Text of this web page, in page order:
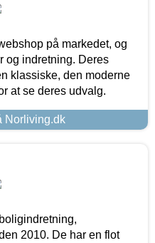
på markedet, og
og indretning. Deres
klassiske, den moderne
at se deres udvalg.
Norliving.dk
2010. De har en flot